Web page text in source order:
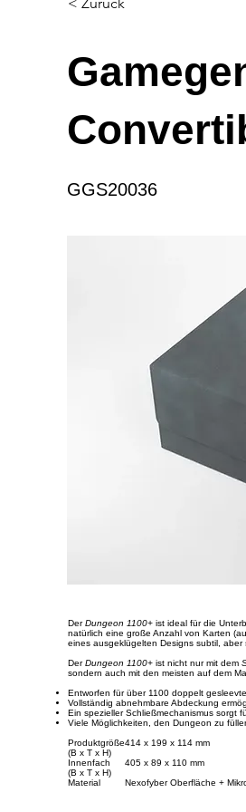
GGS20036
DerDungeon 1100+ ist ideal für die
natürlich eine große Anzahl von Karten
eines ausgeklügelten Designs subtil,
DerDungeon 1100+ ist nicht nur mit dem
sondern auch mit den meisten auf dem
Entworfen für über 1100 doppelt
Vollständig abnehmbare Abdeckung
Ein spezieller Schließ­mechanismus sorgt
Viele Möglichkeiten, den Dungeon zu
Produktgröße
(B x T x H)
414 x 199 x 114 mm
Innenfach
(B x T x H)
405 x 89 x 110 mm
Material
Nexofyber Oberfläche +